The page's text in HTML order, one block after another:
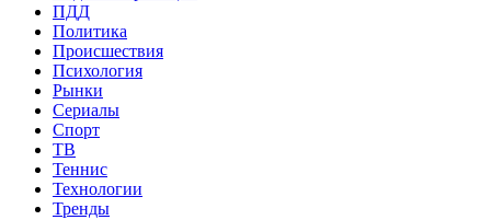
ПДД
Политика
Происшествия
Психология
Рынки
Сериалы
Спорт
ТВ
Теннис
Технологии
Тренды